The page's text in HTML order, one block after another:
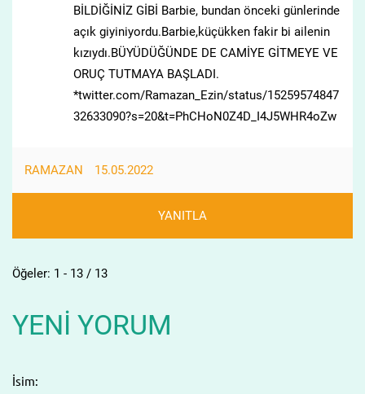
BİLDİĞİNİZ GİBİ Barbie, bundan önceki günlerinde
açık giyiniyordu.Barbie,küçükken fakir bi ailenin
kızıydı.BÜYÜDÜĞÜNDE DE CAMİYE GİTMEYE VE
ORUÇ TUTMAYA BAŞLADI.
*twitter.com/Ramazan_Ezin/status/15259574847
32633090?s=20&t=PhCHoN0Z4D_I4J5WHR4oZw
RAMAZAN 15.05.2022
YANITLA
Öğeler: 1 - 13 / 13
YENI YORUM
İsim: